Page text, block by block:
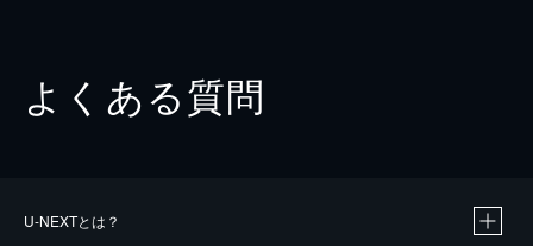
よくある質問
U-NEXTとは？